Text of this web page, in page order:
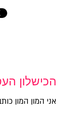
הכישלון
אני המון המון